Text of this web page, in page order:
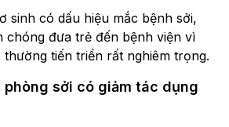
sinh có dấu hiệu mắc bệnh sởi,
chóng đưa trẻ đến bệnh viện vì
tiến triển rất nghiêm trọng.
phòng sởi có giảm tác dụng